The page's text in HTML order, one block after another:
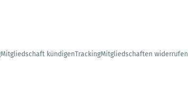
Mitgliedschaft kündigenTrackingMitgliedschaften widerrufen